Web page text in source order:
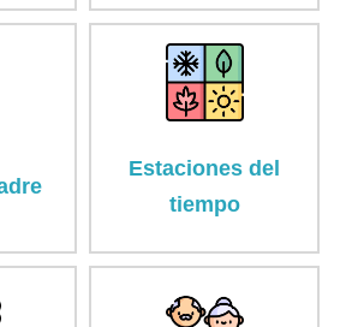
Estaciones del
tiempo